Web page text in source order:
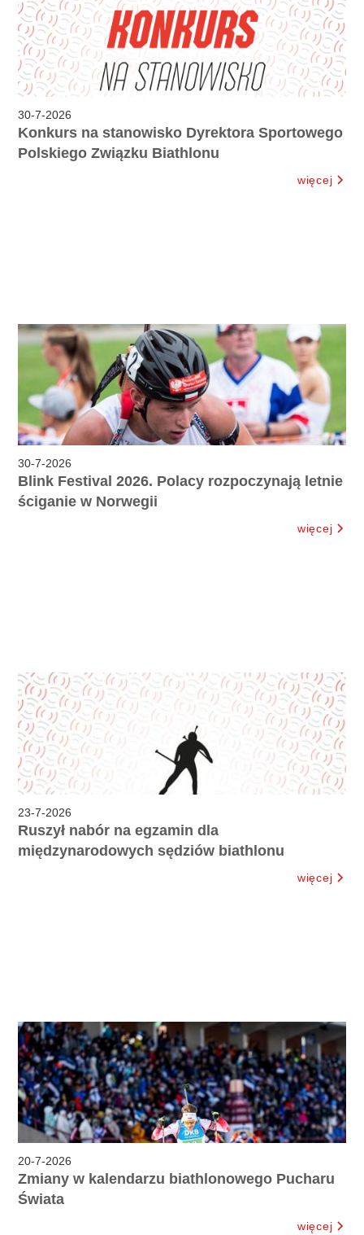
30-7-2026
Konkurs na stanowisko Dyrektora Sportowego
Polskiego Związku Biathlonu
więcej
30-7-2026
Blink Festival 2026. Polacy rozpoczynają letnie
ściganie w Norwegii
więcej
23-7-2026
Ruszył nabór na egzamin dla
międzynarodowych sędziów biathlonu
więcej
20-7-2026
Zmiany w kalendarzu biathlonowego Pucharu
Świata
więcej